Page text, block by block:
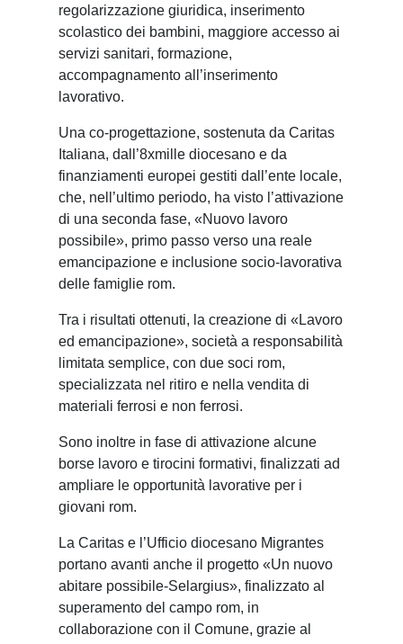
regolarizzazione giuridica, inserimento
scolastico dei bambini, maggiore accesso ai
servizi sanitari, formazione,
accompagnamento all’inserimento
lavorativo.
Una co-progettazione, sostenuta da Caritas
Italiana, dall’8xmille diocesano e da
finanziamenti europei gestiti dall’ente locale,
che, nell’ultimo periodo, ha visto l’attivazione
di una seconda fase, «Nuovo lavoro
possibile», primo passo verso una reale
emancipazione e inclusione socio-lavorativa
delle famiglie rom.
Tra i risultati ottenuti, la creazione di «Lavoro
ed emancipazione», società a responsabilità
limitata semplice, con due soci rom,
specializzata nel ritiro e nella vendita di
materiali ferrosi e non ferrosi.
Sono inoltre in fase di attivazione alcune
borse lavoro e tirocini formativi, finalizzati ad
ampliare le opportunità lavorative per i
giovani rom.
La Caritas e l’Ufficio diocesano Migrantes
portano avanti anche il progetto «Un nuovo
abitare possibile-Selargius», finalizzato al
superamento del campo rom, in
collaborazione con il Comune, grazie al